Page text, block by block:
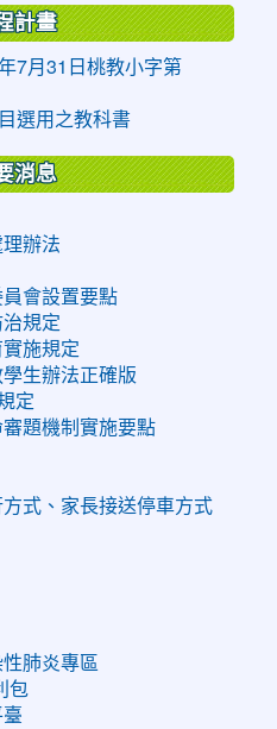
計畫
7月31日桃教小字第
選用之教科書
消息
理辦法
員會設置要點
治規定
實施規定
學生辦法正確版
定
審題機制實施要點
式、家長接送停車方式
肺炎專區
包